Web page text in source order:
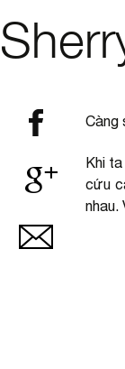
Càng
Khi
cứu
nhau.